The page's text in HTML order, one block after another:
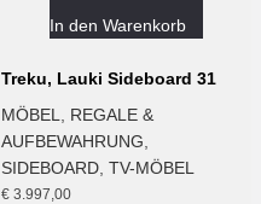
In den Warenkorb
Treku, Lauki Sideboard 31
MÖBEL
REGALE &
AUFBEWAHRUNG
SIDEBOARD, TV-MÖBEL
€3.997,00